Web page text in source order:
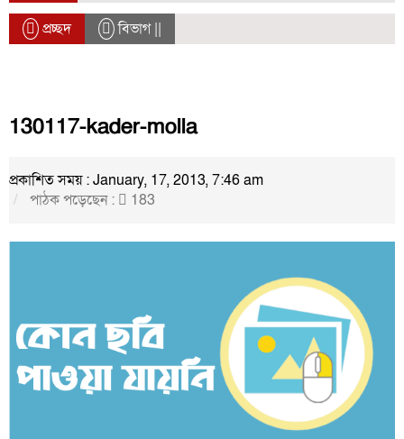
প্রচ্ছদ বিভাগ ||
130117-kader-molla
প্রকাশিত সময় : January, 17, 2013, 7:46 am
পাঠক পড়েছেন :
183